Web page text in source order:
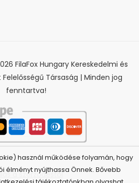
FilaFox Hungary Kereskedelmi és
Társaság | Minden jog
fenntartva!
használ működése folyamán, hogy
élményt nyújthassa Önnek. Bővebb
a szerződéstől